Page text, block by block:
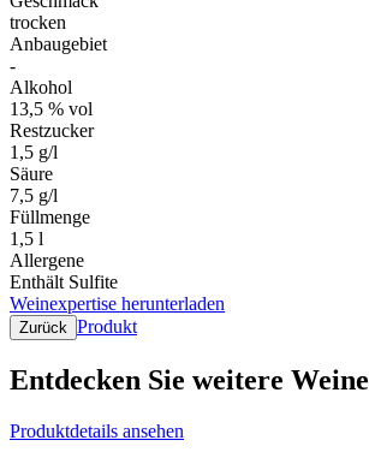
trocken
Anbaugebiet
-
Alkohol
13,5 % vol
Restzucker
1,5 g/l
Säure
7,5 g/l
Füllmenge
1,5 l
Allergene
Enthält Sulfite
Weinexpertise herunterladen
Zurück Produkt
Entdecken Sie weitere Weine
Produktdetails ansehen